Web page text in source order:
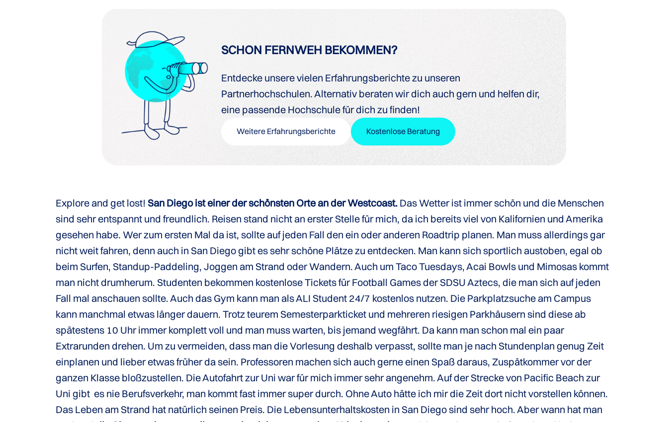
SCHON FERNWEH BEKOMMEN?
Entdecke unsere vielen Erfahrungsberichte zu unseren
Partnerhochschulen. Alternativ beraten wir dich auch gern und helfen dir,
eine passende Hochschule für dich zu finden!
Weitere Erfahrungsberichte Kostenlose Beratung
Explore and get lost! San Diego ist einer der schönsten Orte an der Westcoast. Das Wetter ist immer schön und die Menschen
sind sehr entspannt und freundlich. Reisen stand nicht an erster Stelle für mich, da ich bereits viel von Kalifornien und Amerika
gesehen habe. Wer zum ersten Mal da ist, sollte auf jeden Fall den ein oder anderen Roadtrip planen. Man muss allerdings gar
nicht weit fahren, denn auch in San Diego gibt es sehr schöne Plätze zu entdecken. Man kann sich sportlich austoben, egal ob
beim Surfen, Standup-Paddeling, Joggen am Strand oder Wandern. Auch um Taco Tuesdays, Acai Bowls und Mimosas kommt
man nicht drumherum. Studenten bekommen kostenlose Tickets für Football Games der SDSU Aztecs, die man sich auf jeden
Fall mal anschauen sollte. Auch das Gym kann man als ALI Student 24/7 kostenlos nutzen. Die Parkplatzsuche am Campus
kann manchmal etwas länger dauern. Trotz teurem Semesterparkticket und mehreren riesigen Parkhäusern sind diese ab
spätestens 10 Uhr immer komplett voll und man muss warten, bis jemand wegfährt. Da kann man schon mal ein paar
Extrarunden drehen. Um zu vermeiden, dass man die Vorlesung deshalb verpasst, sollte man je nach Stundenplan genug Zeit
einplanen und lieber etwas früher da sein. Professoren machen sich auch gerne einen Spaß daraus, Zuspätkommer vor der
ganzen Klasse bloßzustellen. Die Autofahrt zur Uni war für mich immer sehr angenehm. Auf der Strecke von Pacific Beach zur
Uni gibt es nie Berufsverkehr, man kommt fast immer super durch. Ohne Auto hätte ich mir die Zeit dort nicht vorstellen können.
Das Leben am Strand hat natürlich seinen Preis. Die Lebensunterhaltskosten in San Diego sind sehr hoch. Aber wann hat man